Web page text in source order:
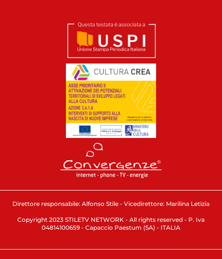
Direttore responsabile: Alfonso Stile - Vicedirettore: Marilina Letizia
Copyright 2023 STILETV NETWORK - All rights reserved - P. Iva
04814100659 - Capaccio Paestum (SA) - ITALIA